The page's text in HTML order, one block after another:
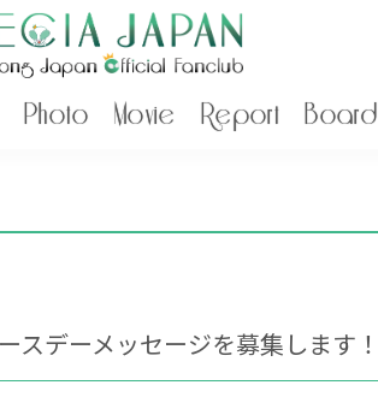
Photo Movie Report Board
デーメッセージを募集します！